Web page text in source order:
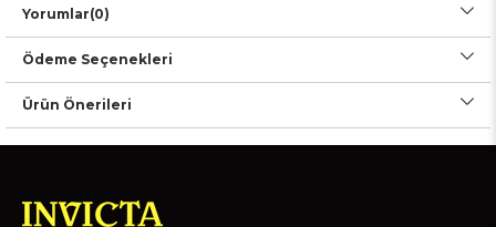
Yorumlar(0)
Ödeme Seçenekleri
Ürün Önerileri